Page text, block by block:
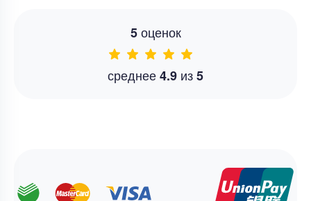
5оценок
среднее4.9 из5